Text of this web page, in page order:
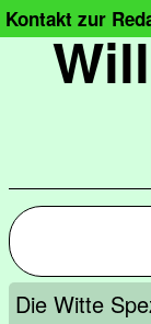
Kontakt zur
Die Witte